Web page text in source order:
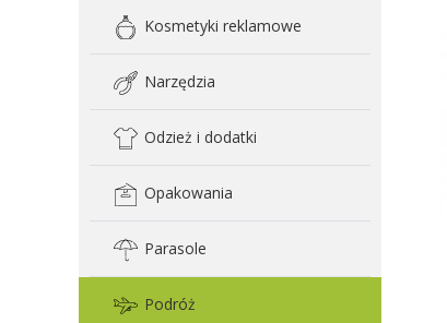
Kosmetyki reklamowe
Narzędzia
Odzież i dodatki
Opakowania
Parasole
Podróż